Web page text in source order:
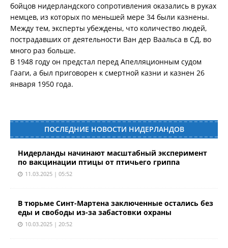
бойцов нидерландского сопротивления оказались в руках
немцев, из которых по меньшей мере 34 были казнены.
Между тем, эксперты убеждены, что количество людей,
пострадавших от деятельности Ван дер Ваальса в СД, во
много раз больше.
В 1948 году он предстал перед Апелляционным судом
Гааги, а был приговорен к смертной казни и казнен 26
января 1950 года.
ПОСЛЕДНИЕ НОВОСТИ НИДЕРЛАНДОВ
Нидерланды начинают масштабный эксперимент
по вакцинации птицы от птичьего гриппа
11.03.2025 | 05:52
В тюрьме Синт-Мартена заключенные остались без
еды и свободы из-за забастовки охраны
10.03.2025 | 20:52